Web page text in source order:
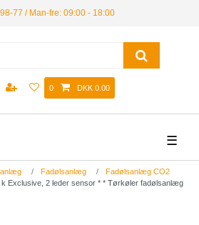
77 / Man-fre: 09:00 - 18:00
0 DKK 0.00
☰
Fadølsanlæg
Fadølsanlæg CO2
Exclusive, 2 leder sensor * * Tørkøler fadølsanlæg